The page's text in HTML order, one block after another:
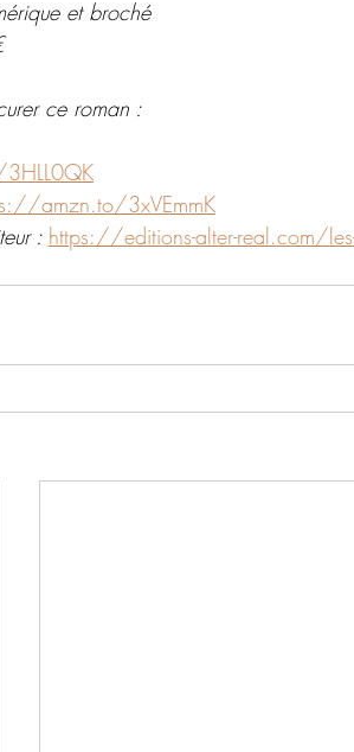
et broché
ce roman :
amzn.to/3xVEmmK
: https://editions-alter-real.com/